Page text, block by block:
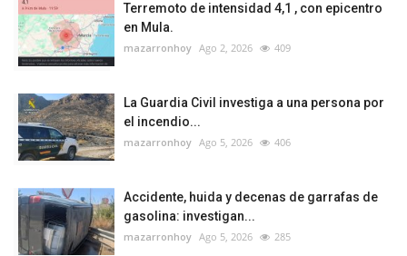
Terremoto de intensidad 4,1 , con epicentro
en Mula.
mazarronhoy Ago 2, 2026 409
La Guardia Civil investiga a una persona por
el incendio...
mazarronhoy Ago 5, 2026 406
Accidente, huida y decenas de garrafas de
gasolina: investigan...
mazarronhoy Ago 5, 2026 285